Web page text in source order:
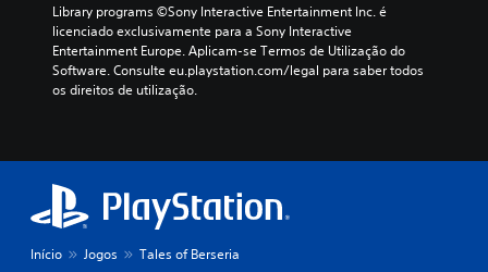
Library programs ©Sony Interactive Entertainment Inc. é
licenciado exclusivamente para a Sony Interactive
Entertainment Europe. Aplicam-se Termos de Utilização do
Software. Consulte eu.playstation.com/legal para saber todos
os direitos de utilização.
Início Jogos Tales of Berseria